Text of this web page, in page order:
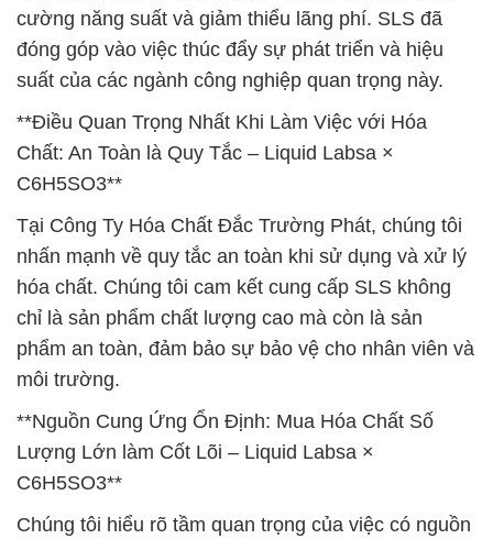
cường năng suất và giảm thiểu lãng phí. SLS đã
đóng góp vào việc thúc đẩy sự phát triển và hiệu
suất của các ngành công nghiệp quan trọng này.
**Điều Quan Trọng Nhất Khi Làm Việc với Hóa
Chất: An Toàn là Quy Tắc – Liquid Labsa ×
C6H5SO3**
Tại Công Ty Hóa Chất Đắc Trường Phát, chúng tôi
nhấn mạnh về quy tắc an toàn khi sử dụng và xử lý
hóa chất. Chúng tôi cam kết cung cấp SLS không
chỉ là sản phẩm chất lượng cao mà còn là sản
phẩm an toàn, đảm bảo sự bảo vệ cho nhân viên và
môi trường.
**Nguồn Cung Ứng Ổn Định: Mua Hóa Chất Số
Lượng Lớn làm Cốt Lõi – Liquid Labsa ×
C6H5SO3**
Chúng tôi hiểu rõ tầm quan trọng của việc có nguồn